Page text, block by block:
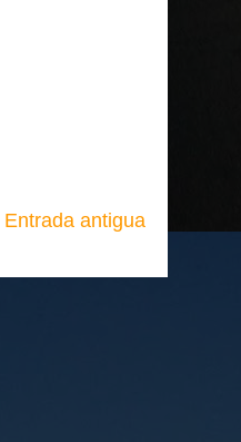
Entrada antigua